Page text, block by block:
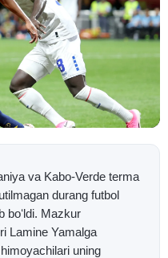
va Kabo-Verde terma
durang futbol
boʻldi. Mazkur
Lamine Yamalga
uning